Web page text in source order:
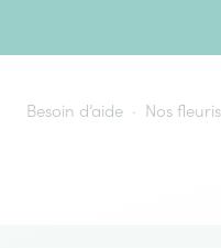
Besoin d’aide Nos